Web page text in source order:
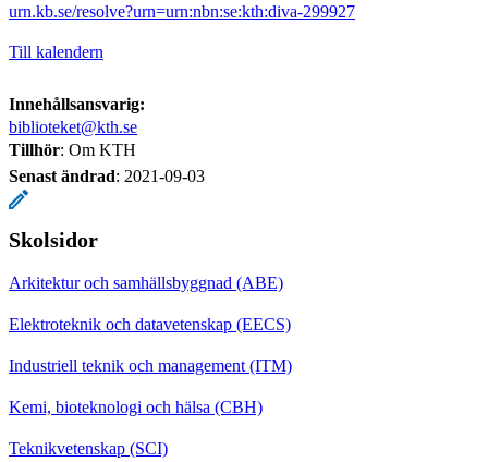
urn.kb.se/resolve?urn=urn:nbn:se:kth:diva-299927
Till kalendern
Innehållsansvarig:
biblioteket@kth.se
Tillhör: Om KTH
Senast ändrad: 2021-09-03
Skolsidor
Arkitektur och samhällsbyggnad (ABE)
Elektroteknik och datavetenskap (EECS)
Industriell teknik och management (ITM)
Kemi, bioteknologi och hälsa (CBH)
Teknikvetenskap (SCI)